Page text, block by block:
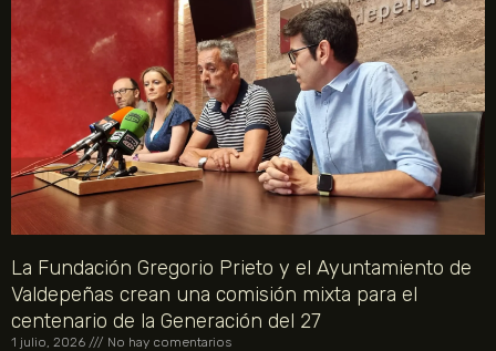
La Fundación Gregorio Prieto y el Ayuntamiento de
Valdepeñas crean una comisión mixta para el
centenario de la Generación del 27
1 julio, 2026 No hay comentarios